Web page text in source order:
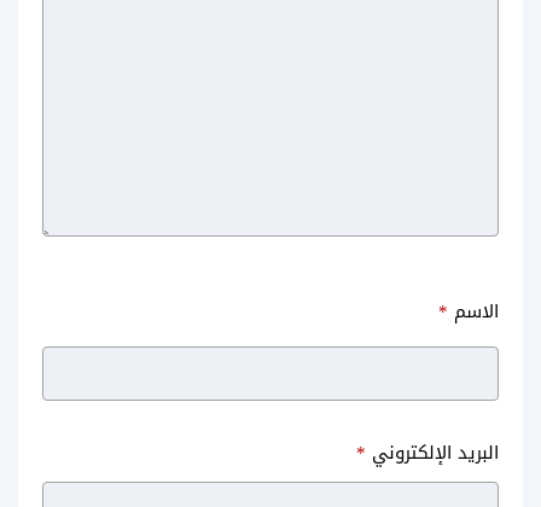
علامة مائية وبدون حقوق
للاندرويد
الاسم *
البريد الإلكتروني *